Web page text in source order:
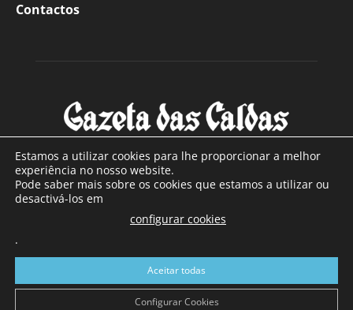
Contactos
SOBRE NÓS
Com sede nas Caldas da Rainha e mais de 90 anos de
a sul de distrito de Leiria, com mais de 40.000 leitores por
toda a região Oeste. Jornal com distribuição em Portugal
Continental e assinatura online.
Estamos a utilizar cookies para lhe proporcionar a melhor
experiência no nosso website.
Pode saber mais sobre os cookies que estamos a utilizar ou
desactivá-los em
configurar cookies
.
Aceitar todas
Configurar Cookies